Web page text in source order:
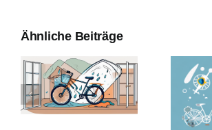
Ähnliche Beiträge